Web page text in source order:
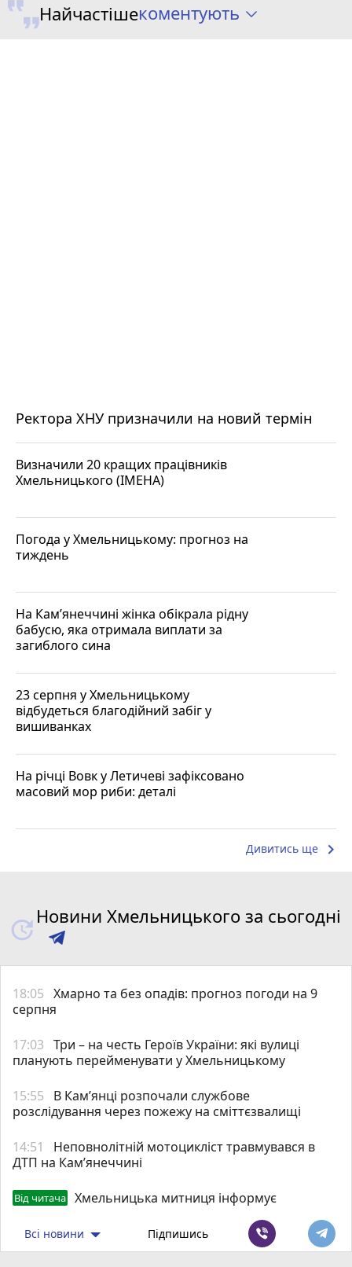
Найчастішекоментують
Ректора ХНУ призначили на новий термін
Визначили 20 кращих працівників
Хмельницького (ІМЕНА)
Погода у Хмельницькому: прогноз на
тиждень
На Кам’янеччині жінка обікрала рідну
бабусю, яка отримала виплати за
загиблого сина
23 серпня у Хмельницькому
відбудеться благодійний забіг у
вишиванках
На річці Вовк у Летичеві зафіксовано
масовий мор риби: деталі
Дивитись ще keyboard_arrow_right
Новини Хмельницького за сьогодні
18:05 Хмарно та без опадів: прогноз погоди на 9
серпня
17:03 Три – на честь Героїв України: які вулиці
планують перейменувати у Хмельницькому
15:55
В Кам’янці розпочали службове
розслідування через пожежу на сміттєзвалищі
14:51
Неповнолітній мотоцикліст травмувався в
ДТП на Кам’янеччині
Від читача Хмельницька митниця інформує
Всі новини Підпишись